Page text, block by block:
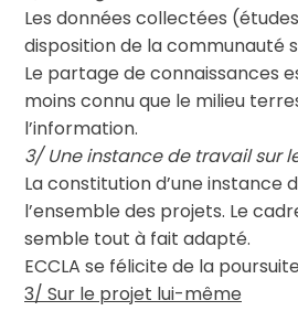
Les données collectées
disposition de la communauté
Le partage de connaissances
moins connu que le milieu
l’information.
3/ Une instance de travail sur
La constitution d’une instance
l’ensemble des projets. Le
semble tout à fait adapté.
ECCLA se félicite de la
3/ Sur le projet lui-même